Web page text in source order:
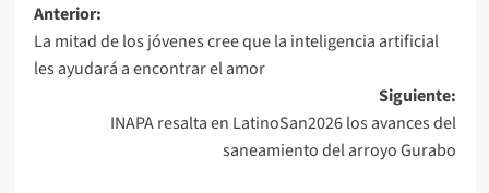
Anterior:
La mitad de los jóvenes cree que la inteligencia artificial
les ayudará a encontrar el amor
Siguiente:
INAPA resalta en LatinoSan2026 los avances del
saneamiento del arroyo Gurabo